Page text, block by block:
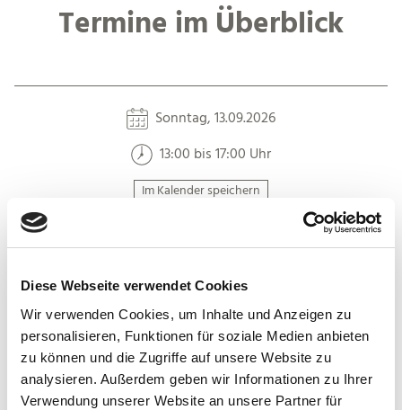
Diese Webseite verwendet Cookies
Wir verwenden Cookies, um Inhalte und Anzeigen zu
personalisieren, Funktionen für soziale Medien anbieten
zu können und die Zugriffe auf unsere Website zu
analysieren. Außerdem geben wir Informationen zu Ihrer
Verwendung unserer Website an unsere Partner für
Termine im Überblick
Sonntag, 13.09.2026
13:00 bis 17:00 Uhr
Im Kalender speichern
Auf der Karte
Tag des offenen Denkmals: Ev. Kirche Mehren
Mehrbachtalstraße 7